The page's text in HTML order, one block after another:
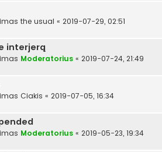
the usual « 2019-07-29, 02:51
interjerą
Moderatorius « 2019-07-24, 21:49
Ciakis « 2019-07-05, 16:34
Moderatorius « 2019-05-23, 19:34